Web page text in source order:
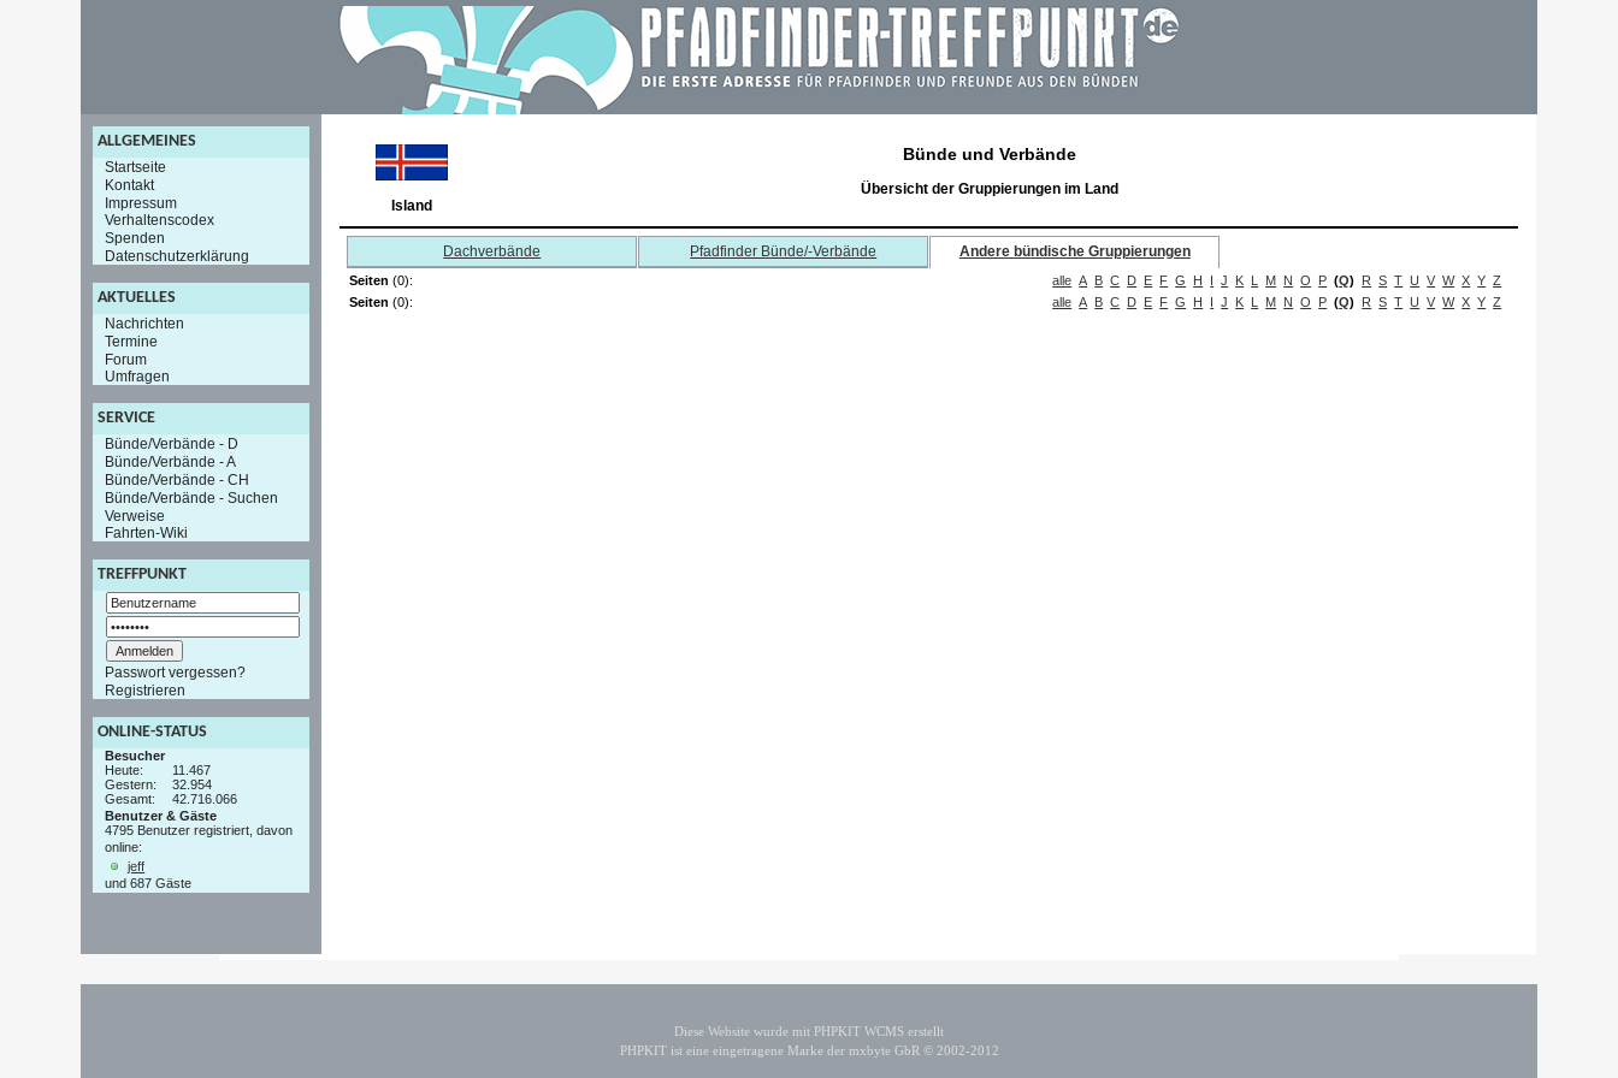
ALLGEMEINES
Startseite
Kontakt
Impressum
Verhaltenscodex
Spenden
Datenschutzerklärung
AKTUELLES
Nachrichten
Termine
Forum
Umfragen
SERVICE
Bünde/Verbände - D
Bünde/Verbände - A
Bünde/Verbände - CH
Bünde/Verbände - Suchen
Verweise
Fahrten-Wiki
TREFFPUNKT
Passwort vergessen?
Registrieren
ONLINE-STATUS
Besucher
Heute:
11.467
Gestern:
32.954
Gesamt:
42.716.066
Benutzer & Gäste
4795 Benutzer registriert, davon
online:
jeff
und 687 Gäste
Island
Bünde und Verbände
Übersicht der Gruppierungen im Land
Dachverbände Pfadfinder Bünde/-Verbände Andere bündische Gruppierungen
Seiten (0): alle A B C D E F G H I J K L M N O P (Q) R S T U V W X Y Z
Seiten (0): alle A B C D E F G H I J K L M N O P (Q) R S T U V W X Y Z
Diese Website wurde mit PHPKIT WCMS erstellt
PHPKIT ist eine eingetragene Marke der mxbyte GbR © 2002-2012